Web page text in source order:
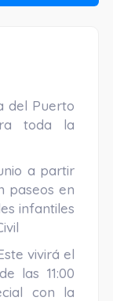
del Puerto
toda la
a partir
paseos en
infantiles
vivirá el
las 11:00
con la